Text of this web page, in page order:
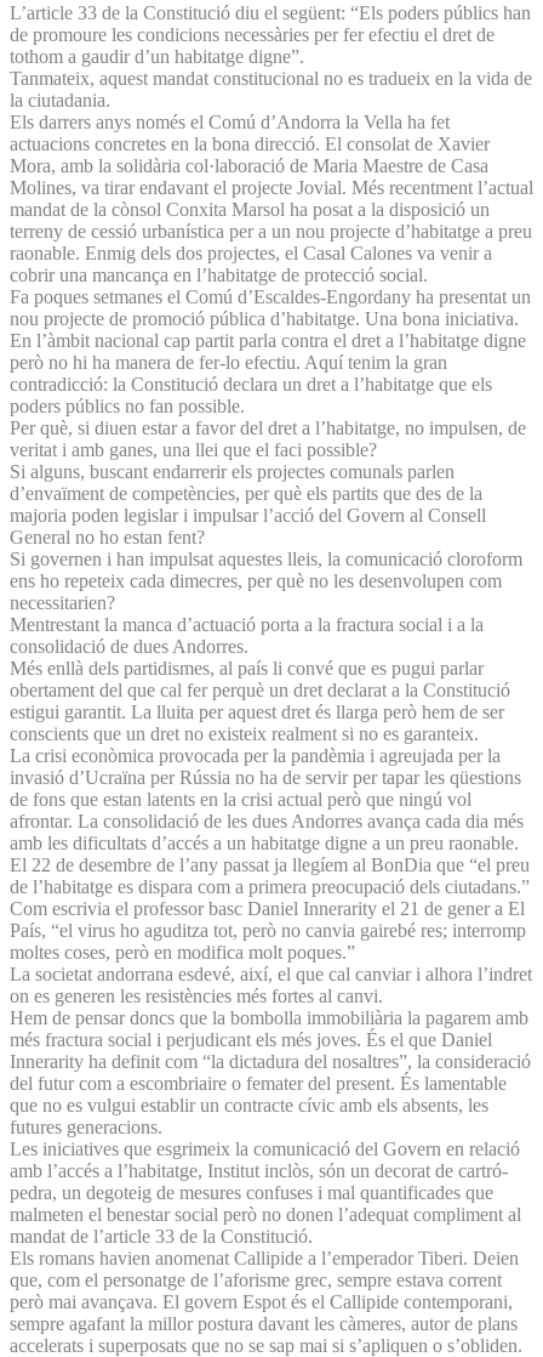
L’article 33 de la Constitució diu el següent: “Els poders públics han
de promoure les condicions necessàries per fer efectiu el dret de
tothom a gaudir d’un habitatge digne”.
Tanmateix, aquest mandat constitucional no es tradueix en la vida de
la ciutadania.
Els darrers anys només el Comú d’Andorra la Vella ha fet
actuacions concretes en la bona direcció. El consolat de Xavier
Mora, amb la solidària col·laboració de Maria Maestre de Casa
Molines, va tirar endavant el projecte Jovial. Més recentment l’actual
mandat de la cònsol Conxita Marsol ha posat a la disposició un
terreny de cessió urbanística per a un nou projecte d’habitatge a preu
raonable. Enmig dels dos projectes, el Casal Calones va venir a
cobrir una mancança en l’habitatge de protecció social.
Fa poques setmanes el Comú d’Escaldes-Engordany ha presentat un
nou projecte de promoció pública d’habitatge. Una bona iniciativa.
En l’àmbit nacional cap partit parla contra el dret a l’habitatge digne
però no hi ha manera de fer-lo efectiu. Aquí tenim la gran
contradicció: la Constitució declara un dret a l’habitatge que els
poders públics no fan possible.
Per què, si diuen estar a favor del dret a l’habitatge, no impulsen, de
veritat i amb ganes, una llei que el faci possible?
Si alguns, buscant endarrerir els projectes comunals parlen
d’envaïment de competències, per què els partits que des de la
majoria poden legislar i impulsar l’acció del Govern al Consell
General no ho estan fent?
Si governen i han impulsat aquestes lleis, la comunicació cloroform
ens ho repeteix cada dimecres, per què no les desenvolupen com
necessitarien?
Mentrestant la manca d’actuació porta a la fractura social i a la
consolidació de dues Andorres.
Més enllà dels partidismes, al país li convé que es pugui parlar
obertament del que cal fer perquè un dret declarat a la Constitució
estigui garantit. La lluita per aquest dret és llarga però hem de ser
conscients que un dret no existeix realment si no es garanteix.
La crisi econòmica provocada per la pandèmia i agreujada per la
invasió d’Ucraïna per Rússia no ha de servir per tapar les qüestions
de fons que estan latents en la crisi actual però que ningú vol
afrontar. La consolidació de les dues Andorres avança cada dia més
amb les dificultats d’accés a un habitatge digne a un preu raonable.
El 22 de desembre de l’any passat ja llegíem al BonDia que “el preu
de l’habitatge es dispara com a primera preocupació dels ciutadans.”
Com escrivia el professor basc Daniel Innerarity el 21 de gener a El
País, “el virus ho aguditza tot, però no canvia gairebé res; interromp
moltes coses, però en modifica molt poques.”
La societat andorrana esdevé, així, el que cal canviar i alhora l’indret
on es generen les resistències més fortes al canvi.
Hem de pensar doncs que la bombolla immobiliària la pagarem amb
més fractura social i perjudicant els més joves. És el que Daniel
Innerarity ha definit com “la dictadura del nosaltres”, la consideració
del futur com a escombriaire o femater del present. És lamentable
que no es vulgui establir un contracte cívic amb els absents, les
futures generacions.
Les iniciatives que esgrimeix la comunicació del Govern en relació
amb l’accés a l’habitatge, Institut inclòs, són un decorat de cartró-
pedra, un degoteig de mesures confuses i mal quantificades que
malmeten el benestar social però no donen l’adequat compliment al
mandat de l’article 33 de la Constitució.
Els romans havien anomenat Callipide a l’emperador Tiberi. Deien
que, com el personatge de l’aforisme grec, sempre estava corrent
però mai avançava. El govern Espot és el Callipide contemporani,
sempre agafant la millor postura davant les càmeres, autor de plans
accelerats i superposats que no se sap mai si s’apliquen o s’obliden.